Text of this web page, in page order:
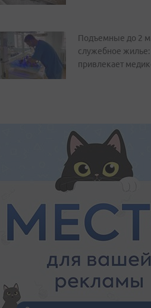
Подъемные до 2
служебное жилье:
привлекает